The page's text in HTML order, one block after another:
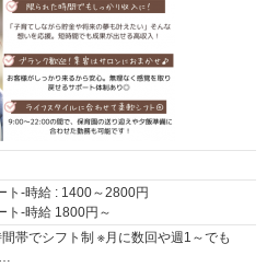
ト-時給 : 1400～2800円
ト-時給 1800円～
制 ※月に数回や週1～でも